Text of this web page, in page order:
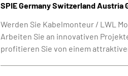
SPIE Germany Switzerland Austria
Werden Sie Kabelmonteur / LWL
Arbeiten Sie an innovativen
profitieren Sie von einem